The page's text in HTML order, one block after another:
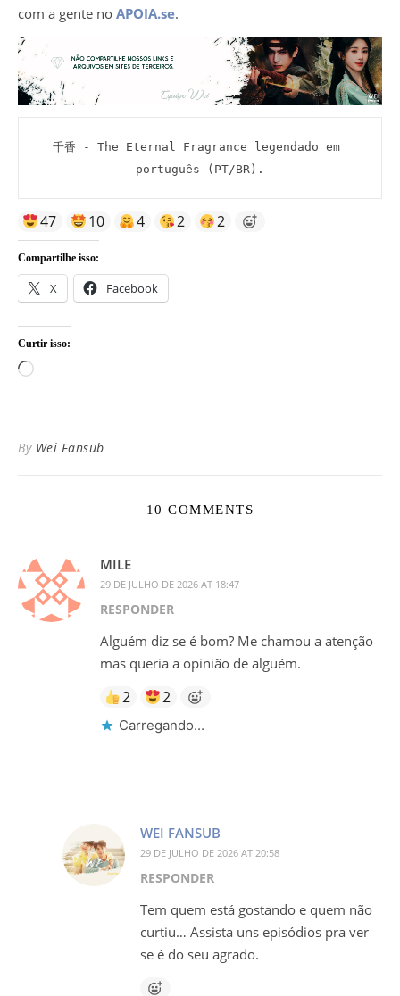
com a gente no APOIA.se.
千香 - The Eternal Fragrance legendado em
português (PT/BR).
47 10 4 2 2
Compartilhe isso:
X Facebook
Curtir isso:
Carregando...
By Wei Fansub
10 COMMENTS
MILE
29 DE JULHO DE 2026 AT 18:47
RESPONDER
Alguém diz se é bom? Me chamou a atenção
mas queria a opinião de alguém.
2 2
Carregando...
WEI FANSUB
29 DE JULHO DE 2026 AT 20:58
RESPONDER
Tem quem está gostando e quem não
curtiu… Assista uns episódios pra ver
se é do seu agrado.